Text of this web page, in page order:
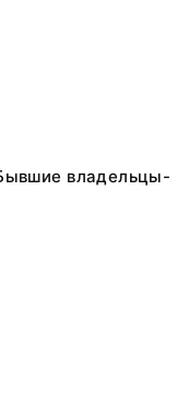
владельцы-